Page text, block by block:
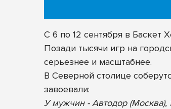
С 6 по 12 сентября в Баскет
Позади тысячи игр на
серьезнее и масштабнее.
В Северной столице
завоевали:
У мужчин - Автодор (Москва),